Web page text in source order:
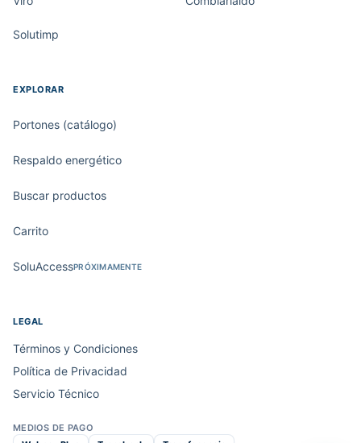
Solutimp
EXPLORAR
Portones (catálogo)
Respaldo energético
Buscar productos
Carrito
SoluAccessPRÓXIMAMENTE
LEGAL
Términos y Condiciones
Política de Privacidad
Servicio Técnico
MEDIOS DE PAGO